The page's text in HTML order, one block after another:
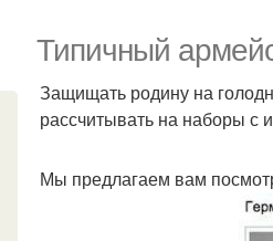
Типичный
Защищать родину на
рассчитывать на наборы с
Мы предлагаем вам